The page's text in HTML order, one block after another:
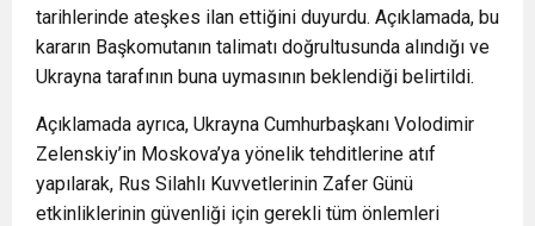
MEHMET ŞİMŞEK’TEN MEMLEKETİNE YAKIN İLGİ
tarihlerinde ateşkes ilan ettiğini duyurdu. Açıklamada, bu
kararın Başkomutanın talimatı doğrultusunda alındığı ve
Ukrayna tarafının buna uymasının beklendiği belirtildi.
Açıklamada ayrıca, Ukrayna Cumhurbaşkanı Volodimir
Zelenskiy’in Moskova’ya yönelik tehditlerine atıf
yapılarak, Rus Silahlı Kuvvetlerinin Zafer Günü
etkinliklerinin güvenliği için gerekli tüm önlemleri